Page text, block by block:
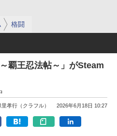
格闘
覇王忍法帖～」がSteam
里孝行（クラフル） 2026年6月18日 10:27